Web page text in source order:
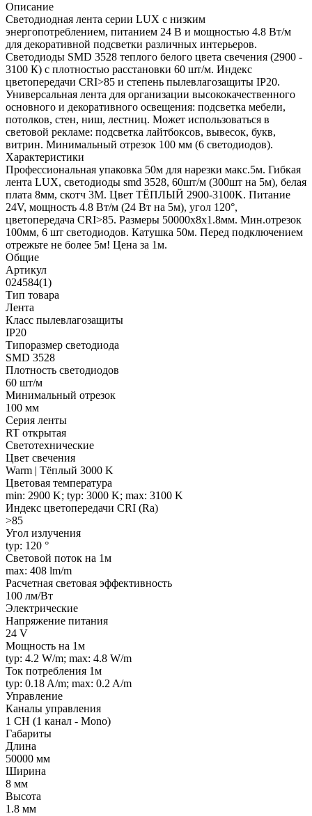
Описание
Светодиодная лента серии LUX с низким
энергопотреблением, питанием 24 В и мощностью 4.8 Вт/м
для декоративной подсветки различных интерьеров.
Светодиоды SMD 3528 теплого белого цвета свечения (2900 -
3100 К) с плотностью расстановки 60 шт/м. Индекс
цветопередачи CRI>85 и степень пылевлагозащиты IP20.
Универсальная лента для организации высококачественного
основного и декоративного освещения: подсветка мебели,
потолков, стен, ниш, лестниц. Может использоваться в
световой рекламе: подсветка лайтбоксов, вывесок, букв,
витрин. Минимальный отрезок 100 мм (6 светодиодов).
Характеристики
Профессиональная упаковка 50м для нарезки макс.5м. Гибкая
лента LUX, светодиоды smd 3528, 60шт/м (300шт на 5м), белая
плата 8мм, скотч 3М. Цвет ТЁПЛЫЙ 2900-3100K. Питание
24V, мощность 4.8 Вт/м (24 Вт на 5м), угол 120°,
цветопередача CRI>85. Размеры 50000х8x1.8мм. Мин.отрезок
100мм, 6 шт светодиодов. Катушка 50м. Перед подключением
отрежьте не более 5м! Цена за 1м.
Общие
Артикул
024584(1)
Тип товара
Лента
Класс пылевлагозащиты
IP20
Типоразмер светодиода
SMD 3528
Плотность светодиодов
60 шт/м
Минимальный отрезок
100 мм
Серия ленты
RT открытая
Светотехнические
Цвет свечения
Warm | Тёплый 3000 K
Цветовая температура
min: 2900 K; typ: 3000 K; max: 3100 K
Индекс цветопередачи CRI (Ra)
>85
Угол излучения
typ: 120 °
Световой поток на 1м
max: 408 lm/m
Расчетная световая эффективность
100 лм/Вт
Электрические
Напряжение питания
24 V
Мощность на 1м
typ: 4.2 W/m; max: 4.8 W/m
Ток потребления 1м
typ: 0.18 A/m; max: 0.2 A/m
Управление
Каналы управления
1 CH (1 канал - Mono)
Габариты
Длина
50000 мм
Ширина
8 мм
Высота
1.8 мм